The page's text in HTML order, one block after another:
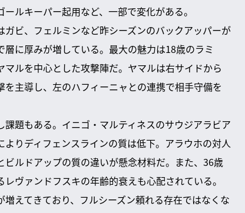
ールキーパー起用など、一部で変化がある。
ガビ、フェルミンなど昨シーズンのバックアッパーが
層に厚みが増している。最大の魅力は18歳のラミ
マルを中心とした攻撃陣だ。ヤマルは右サイドから
を主導し、左のハフィーニャとの連携で相手守備を
課題もある。イニゴ・マルティネスのサウジアラビア
よりディフェンスラインの質は低下。アラウホの対人
ビルドアップの質の違いが懸念材料だ。また、36歳
レヴァンドフスキの年齢的衰えも心配されている。
増えてきており、フルシーズン頼れる存在ではなくな